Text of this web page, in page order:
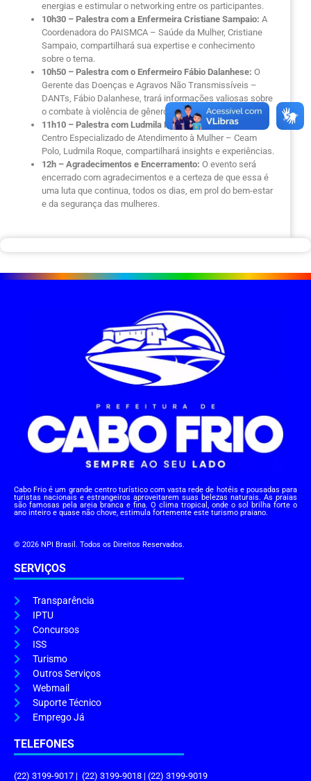
energias e estimular o networking entre os participantes.
10h30 – Palestra com a Enfermeira Cristiane Sampaio: A
Coordenadora do PAISMCA – Saúde da Mulher, Cristiane
Sampaio, compartilhará sua expertise e conhecimento
sobre o tema.
10h50 – Palestra com o Enfermeiro Fábio Dalanhese: O
Gerente das Doenças e Agravos Não Transmissíveis –
DANTs, Fábio Dalanhese, trará informações valiosas sobre
o combate à violência de gênero.
11h10 – Palestra com Ludmila Roque:A Coordenadora do
Centro Especializado de Atendimento à Mulher – Ceam
Polo, Ludmila Roque, compartilhará insights e experiências.
12h – Agradecimentos e Encerramento: O evento será
encerrado com agradecimentos e a certeza de que essa é
uma luta que continua, todos os dias, em prol do bem-estar
e da segurança das mulheres.
Cabo Frio é um grande centro turístico com vasta rede de hotéis e pousadas para
turistas nacionais e estrangeiros aproveitarem suas belezas naturais. As praias
são famosas pela areia branca e fina. O clima tropical, onde o sol brilha forte o
ano inteiro e quase não chove, estimula fortemente este turismo praiano.
© 2026 NPI Brasil. Todos os Direitos Reservados.
SERVIÇOS
Transparência
IPTU
Concursos
ISS
Turismo
Outros Serviços
Webmail
Suporte Técnico
Emprego Já
TELEFONES
(22) 3199-9017 | (22) 3199-9018 | (22) 3199-9019